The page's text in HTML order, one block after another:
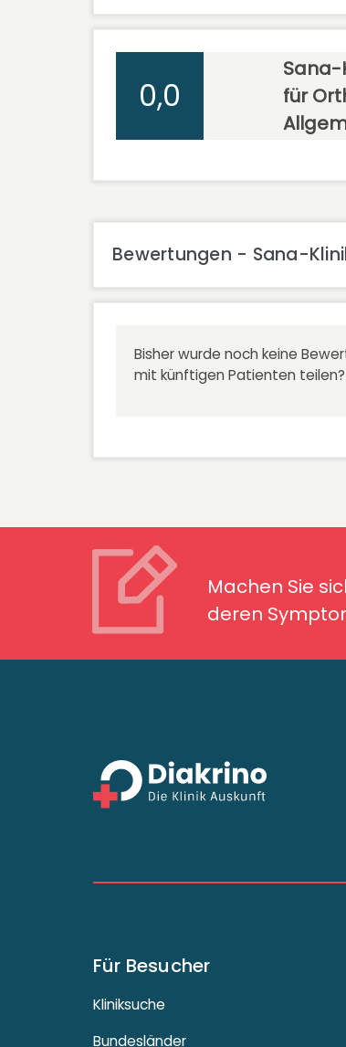
0,0
Sana-
für
Bewertungen - Sana-
Bisher wurde noch keine
mit künftigen Patienten teilen?
Machen Sie
deren
Machen Sie sich
Für Besucher
Kliniksuche
Bundesländer